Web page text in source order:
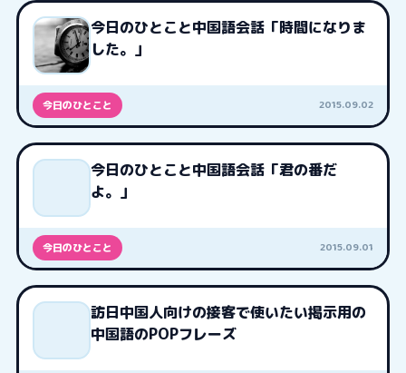
今日のひとこと中国語会話「時間になりま
した。」
今日のひとこと 2015.09.02
今日のひとこと中国語会話「君の番だ
よ。」
今日のひとこと 2015.09.01
訪日中国人向けの接客で使いたい掲示用の
中国語のPOPフレーズ